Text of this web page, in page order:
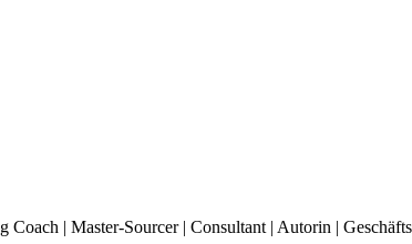
Coach | Master-Sourcer | Consultant | Autorin |